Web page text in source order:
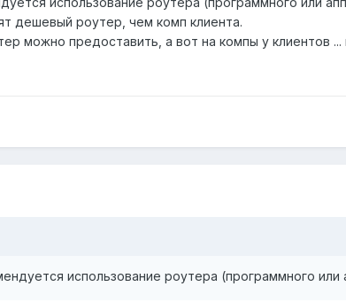
дешевый роутер, чем комп клиента.
можно предоставить, а вот на компы у клиентов
использование роутера (программного или